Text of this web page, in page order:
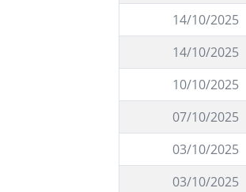
14/10/2025
14/10/2025
10/10/2025
07/10/2025
03/10/2025
03/10/2025